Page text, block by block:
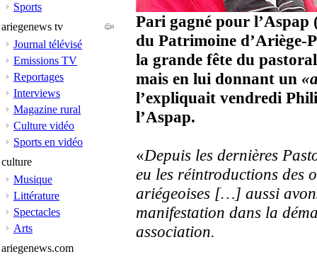
Sports
ariegenews tv
Journal télévisé
Emissions TV
Reportages
Interviews
Magazine rural
Culture vidéo
Sports en vidéo
culture
Musique
Littérature
Spectacles
Arts
ariegenews.com
Pari gagné pour l’Aspap
du Patrimoine d’Ariège-
la grande fête du
mais en lui donnant un
l’expliquait vendredi
l’Aspap.
«Depuis les dernières
eu les réintroductions des
ariégeoises […] aussi
manifestation dans la
association.